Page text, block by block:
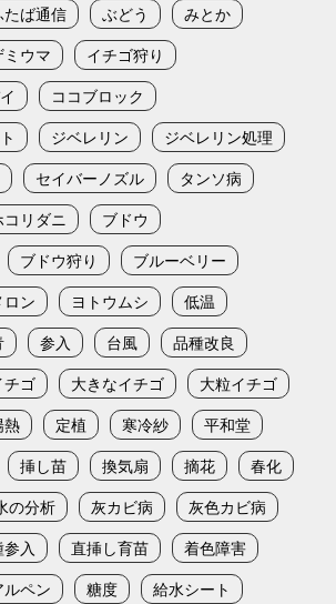
たば通信 ぶどう
みとか
ミウマ
イチゴ狩り
ココブロック
ジベレリン
ジベレリン処理
セイバーノズル
タンソ病
リダニ
ブドウ
ブドウ狩り
ブルーベリー
ロン ヨトウムシ
低温
参入 台風
品種改良
チゴ 大きなイチゴ
大粒イチゴ
熱 定植 寒冷紗
平和堂
挿し苗 換気扇 摘花
春化
の分析 灰カビ病
灰色カビ病
入 直挿し育苗
着色障害
ペン 糖度
給水シート